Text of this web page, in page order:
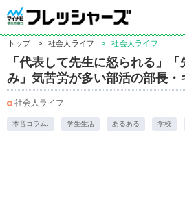
トップ > 社会人ライフ > 社会人ライフ
「代表して先生に怒られる」
み」気苦労が多い部活の部長・
社会人ライフ
本音コラム. 学生生活 あるある 学校